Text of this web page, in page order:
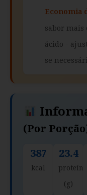
Economia
sabor mais
ácido -
se
(por
387
kcal
23.4
proteína
(g)